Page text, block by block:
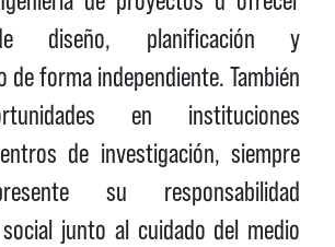
diseño, planificación y
de forma independiente. También
en instituciones
de investigación, siempre
su responsabilidad
junto al cuidado del medio